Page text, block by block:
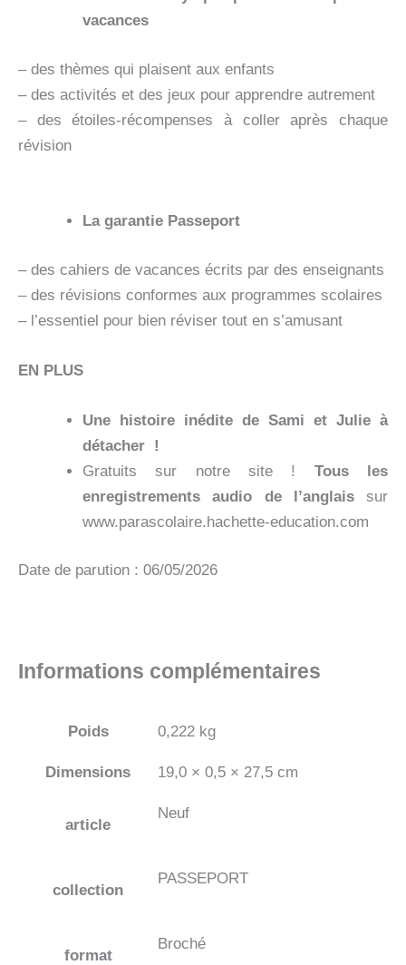
vacances
– des thèmes qui plaisent aux enfants
– des activités et des jeux pour apprendre autrement
– des étoiles-récompenses à coller après chaque
révision
La garantie Passeport
– des cahiers de vacances écrits par des enseignants
– des révisions conformes aux programmes scolaires
– l’essentiel pour bien réviser tout en s’amusant
EN PLUS
Une histoire inédite de Sami et Julie à
détacher !
Gratuits sur notre site ! Tous les
enregistrements audio de l’anglaissur
www.parascolaire.hachette-education.com
Date de parution : 06/05/2026
Informations complémentaires
Poids 0,222 kg
Dimensions 19,0 × 0,5 × 27,5 cm
article
Neuf
collection
PASSEPORT
format
Broché